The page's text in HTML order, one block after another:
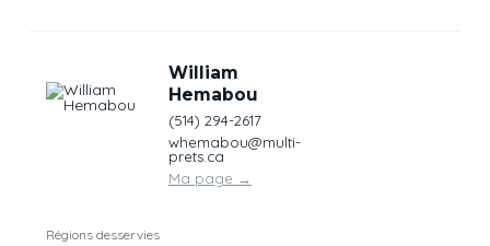
William
Hemabou
(514) 294-2617
whemabou@multi-
prets.ca
Ma page →
Régions desservies